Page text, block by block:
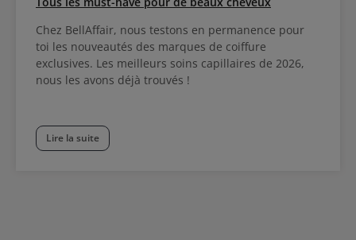
Chez BellAffair, nous testons en permanence pour
toi les nouveautés des marques de coiffure
exclusives. Les meilleurs soins capillaires de 2026,
nous les avons déjà trouvés !
Lire la suite